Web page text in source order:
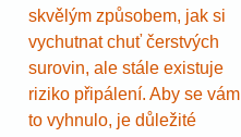
skvělým způsobem, jak si
vychutnat chuť čerstvých
surovin, ale stále existuje
riziko připálení. Aby se vám
to vyhnulo, je důležité